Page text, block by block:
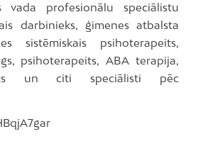
vada profesionālu speciālistu
darbinieks, ģimenes atbalsta
sistēmiskais psihoterapeits,
psihoterapeits, ABA terapija,
un citi speciālisti pēc